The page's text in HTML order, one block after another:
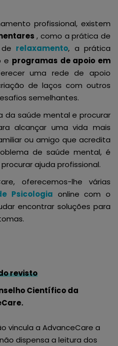
profissional, existem
, como a prática de
relaxamento, a prática
e programas de apoio em
uma rede de apoio
de laços com outros
semelhantes.
da saúde mental e procurar
alcançar uma vida mais
ou amigo que acredita
de saúde mental, é
ajuda profissional.
oferecemos-lhe várias
Psicologia online com o
encontrar soluções para
revisto
Científico da
vincula a AdvanceCare a
dispensa a leitura dos